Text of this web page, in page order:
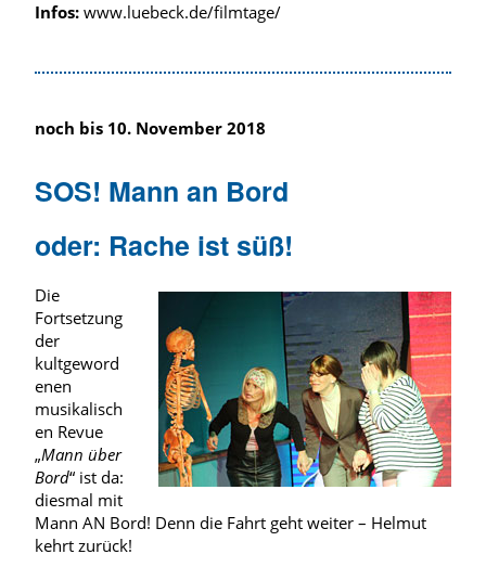
Infos: www.luebeck.de/filmtage/
noch bis 10. November 2018
SOS! Mann an Bord
oder: Rache ist süß!
Die
Fortsetzung
der
kultgeword
enen
musikalisch
en Revue
„Mann über
Bord“ ist da:
diesmal mit
Mann AN Bord! Denn die Fahrt geht weiter – Helmut
kehrt zurück!